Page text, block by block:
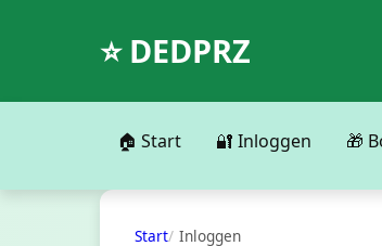
⭐ DEDPRZ
🏠 Start 🔐 Inloggen 🎁
Start Inloggen